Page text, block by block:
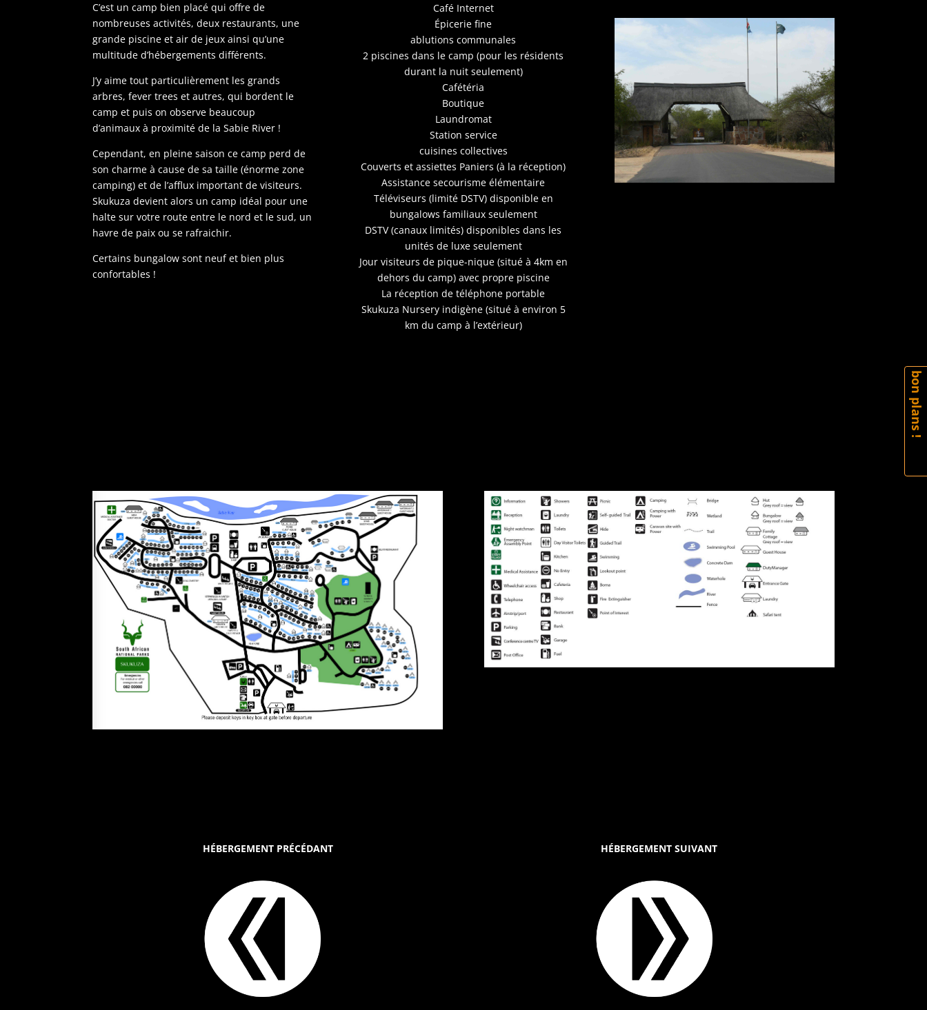
C’est un camp bien placé qui offre de
nombreuses activités, deux restaurants, une
grande piscine et air de jeux ainsi qu’une
multitude d’hébergements différents.
J’y aime tout particulièrement les grands
arbres, fever trees et autres, qui bordent le
camp et puis on observe beaucoup
d’animaux à proximité de la Sabie River !
Cependant, en pleine saison ce camp perd de
son charme à cause de sa taille (énorme zone
camping) et de l’afflux important de visiteurs.
Skukuza devient alors un camp idéal pour une
halte sur votre route entre le nord et le sud, un
havre de paix ou se rafraichir.
Certains bungalow sont neuf et bien plus
confortables !
Café Internet
Épicerie fine
ablutions communales
2 piscines dans le camp (pour les résidents
durant la nuit seulement)
Cafétéria
Boutique
Laundromat
Station service
cuisines collectives
Couverts et assiettes Paniers (à la réception)
Assistance secourisme élémentaire
Téléviseurs (limité DSTV) disponible en
bungalows familiaux seulement
DSTV (canaux limités) disponibles dans les
unités de luxe seulement
Jour visiteurs de pique-nique (situé à 4km en
dehors du camp) avec propre piscine
La réception de téléphone portable
Skukuza Nursery indigène (situé à environ 5
km du camp à l’extérieur)
HÉBERGEMENT PRÉCÉDANT HÉBERGEMENT SUIVANT
bon plans !